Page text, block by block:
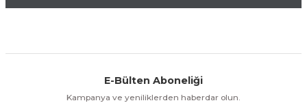
Kolay İade & Değişim Güvenli Alışveriş
E-Bülten Aboneliği
Kampanya ve yeniliklerden haberdar olun.